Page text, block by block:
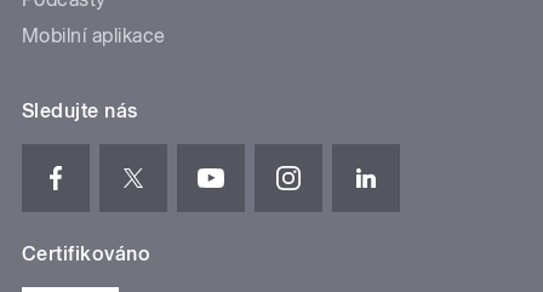
Mobilní aplikace
Sledujte nás
Certifikováno